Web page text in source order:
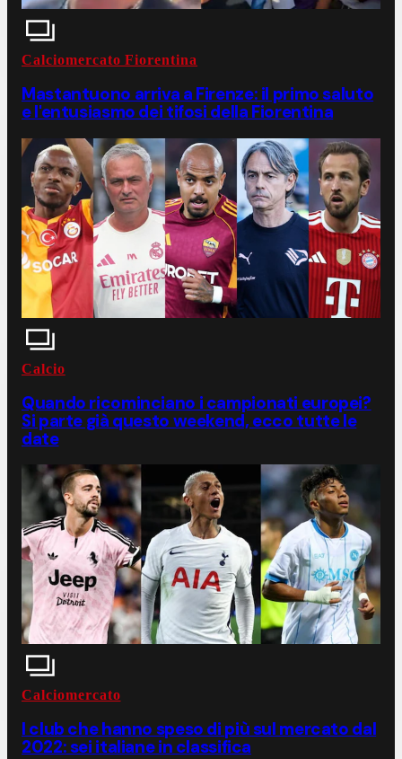
Calciomercato Fiorentina
Mastantuono arriva a Firenze: il primo saluto
e l'entusiasmo dei tifosi della Fiorentina
Calcio
Quando ricominciano i campionati europei?
Si parte già questo weekend, ecco tutte le
date
Calciomercato
I club che hanno speso di più sul mercato dal
2022: sei italiane in classifica